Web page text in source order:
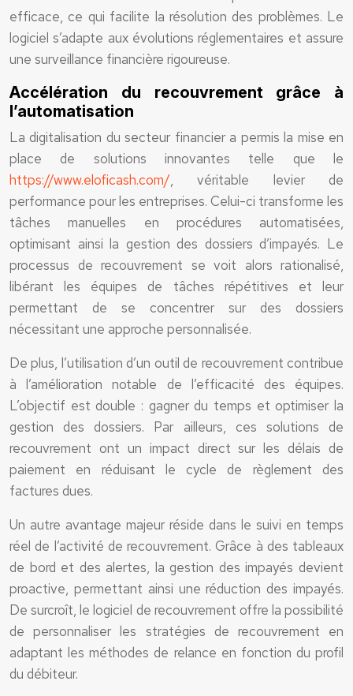
efficace, ce qui facilite la résolution des problèmes. Le
logiciel s’adapte aux évolutions réglementaires et assure
une surveillance financière rigoureuse.
Accélération du recouvrement grâce à
l’automatisation
La digitalisation du secteur financier a permis la mise en
place de solutions innovantes telle que le
https://www.eloficash.com/, véritable levier de
performance pour les entreprises. Celui-ci transforme les
tâches manuelles en procédures automatisées,
optimisant ainsi la gestion des dossiers d’impayés. Le
processus de recouvrement se voit alors rationalisé,
libérant les équipes de tâches répétitives et leur
permettant de se concentrer sur des dossiers
nécessitant une approche personnalisée.
De plus, l’utilisation d’un outil de recouvrement contribue
à l’amélioration notable de l’efficacité des équipes.
L’objectif est double : gagner du temps et optimiser la
gestion des dossiers. Par ailleurs, ces solutions de
recouvrement ont un impact direct sur les délais de
paiement en réduisant le cycle de règlement des
factures dues.
Un autre avantage majeur réside dans le suivi en temps
réel de l’activité de recouvrement. Grâce à des tableaux
de bord et des alertes, la gestion des impayés devient
proactive, permettant ainsi une réduction des impayés.
De surcroît, le logiciel de recouvrement offre la possibilité
de personnaliser les stratégies de recouvrement en
adaptant les méthodes de relance en fonction du profil
du débiteur.